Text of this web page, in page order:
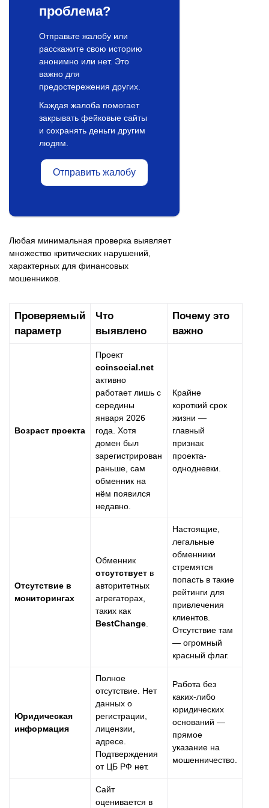
проблема?
Отправьте жалобу или
расскажите свою историю
анонимно или нет. Это
важно для
предостережения других.
Каждая жалоба помогает
закрывать фейковые сайты
и сохранять деньги другим
людям.
Отправить жалобу
Любая минимальная проверка выявляет
множество критических нарушений,
характерных для финансовых
мошенников.
Проверяемый
параметр
Что
выявлено
Почему это
важно
Возраст проекта
Проект
coinsocial.net
активно
работает лишь с
середины
января 2026
года. Хотя
домен был
зарегистрирован
раньше, сам
обменник на
нём появился
недавно.
Крайне
короткий срок
жизни —
главный
признак
проекта-
однодневки.
Отсутствие в
мониторингах
Обменник
отсутствует в
авторитетных
агрегаторах,
таких как
BestChange.
Настоящие,
легальные
обменники
стремятся
попасть в такие
рейтинги для
привлечения
клиентов.
Отсутствие там
— огромный
красный флаг.
Юридическая
информация
Полное
отсутствие. Нет
данных о
регистрации,
лицензии,
адресе.
Подтверждения
от ЦБ РФ нет.
Работа без
каких-либо
юридических
оснований —
прямое
указание на
мошенничество.
Сайт
оценивается в